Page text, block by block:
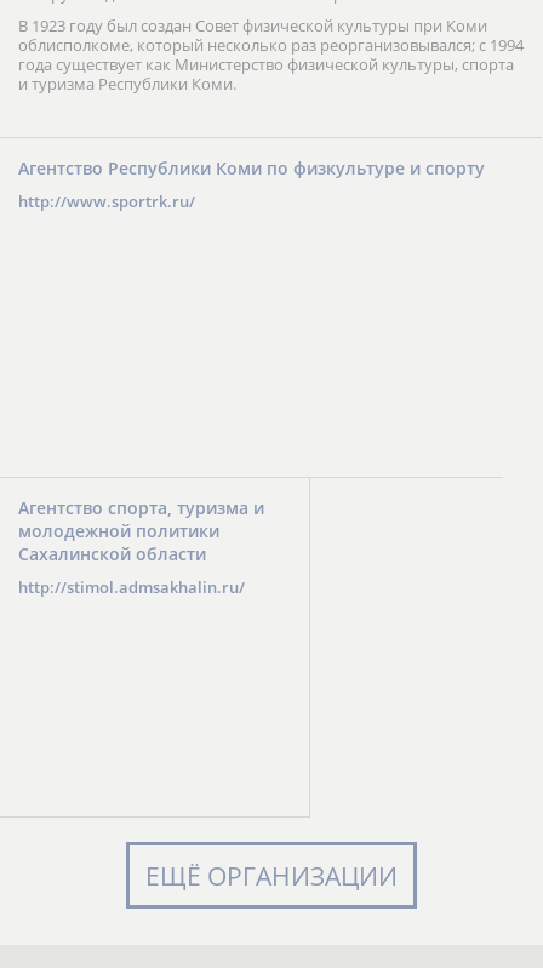
В 1923 году был создан Совет физической культуры при Коми
облисполкоме, который несколько раз реорганизовывался; с 1994
года существует как Министерство физической культуры, спорта
и туризма Республики Коми.
Агентство Республики Коми по физкультуре и спорту
http://www.sportrk.ru/
Агентство спорта, туризма и
молодежной политики
Сахалинской области
http://stimol.admsakhalin.ru/
ЕЩЁ ОРГАНИЗАЦИИ